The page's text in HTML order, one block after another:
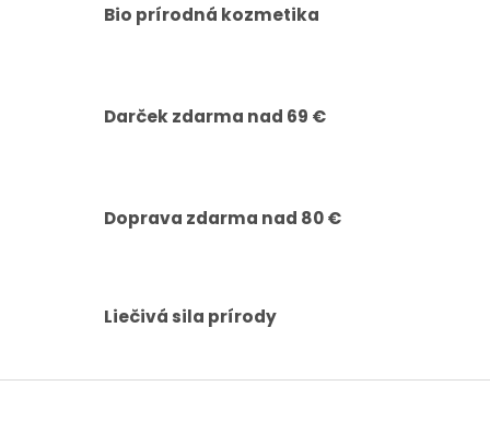
c
i
v
k
p
n
Bio prírodná kozmetika
Darček zdarma nad 69 €
Doprava zdarma nad 80 €
Liečivá sila prírody